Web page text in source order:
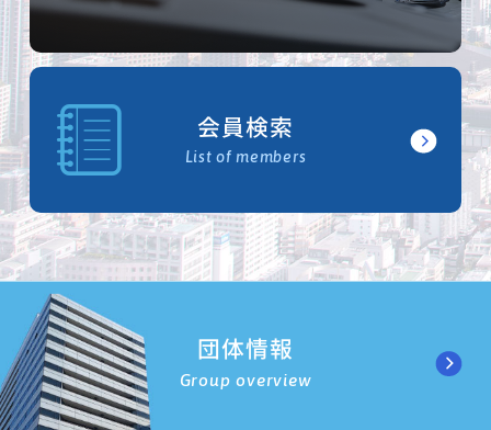
会員検索
List of members
団体情報
Group overview